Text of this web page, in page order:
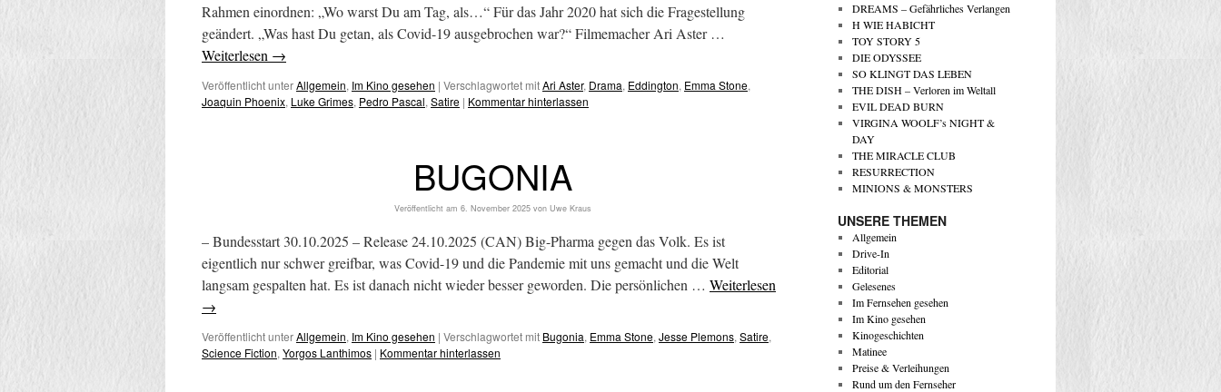
Rahmen einordnen: „Wo warst Du am Tag, als…“ Für das Jahr 2020 hat sich die Fragestellung
geändert. „Was hast Du getan, als Covid-19 ausgebrochen war?“ Filmemacher Ari Aster …
Weiterlesen →
Veröffentlicht unterAllgemein, Im Kino gesehen | Verschlagwortet mitAri Aster, Drama, Eddington, Emma Stone,
Joaquin Phoenix, Luke Grimes, Pedro Pascal, Satire | Kommentar hinterlassen
BUGONIA
Veröffentlicht am 6. November 2025 von Uwe Kraus
– Bundesstart 30.10.2025 – Release 24.10.2025 (CAN) Big-Pharma gegen das Volk. Es ist
eigentlich nur schwer greifbar, was Covid-19 und die Pandemie mit uns gemacht und die Welt
langsam gespalten hat. Es ist danach nicht wieder besser geworden. Die persönlichen … Weiterlesen
→
Veröffentlicht unterAllgemein, Im Kino gesehen | Verschlagwortet mit Bugonia, Emma Stone, Jesse Plemons, Satire,
Science Fiction, Yorgos Lanthimos | Kommentar hinterlassen
DREAMS – Gefährliches Verlangen
H WIE HABICHT
TOY STORY 5
DIE ODYSSEE
SO KLINGT DAS LEBEN
THE DISH – Verloren im Weltall
EVIL DEAD BURN
VIRGINA WOOLF’s NIGHT &
DAY
THE MIRACLE CLUB
RESURRECTION
MINIONS & MONSTERS
UNSERE THEMEN
Allgemein
Drive-In
Editorial
Gelesenes
Im Fernsehen gesehen
Im Kino gesehen
Kinogeschichten
Matinee
Preise & Verleihungen
Rund um den Fernseher